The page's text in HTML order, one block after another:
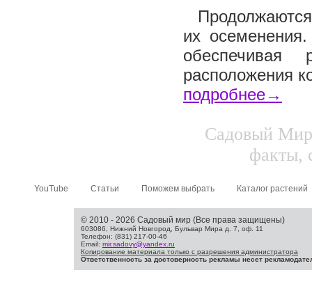
их
обеспечивая
расположения
подробнее→
Садовый
факты,
YouTube Статьи Поможем выбрать Каталог растений
© 2010 - 2026 Садовый мир (Все права защищены)
603086, Нижний Новгород, Бульвар Мира д. 7, оф. 11
Телефон: (831) 217-00-46
Email: mir.sadovy@yandex.ru
Копирование материала только с разрешения администратора
Ответственность за достоверность рекламы несет